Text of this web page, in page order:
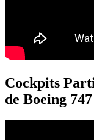
Cockpits
de Boeing 747